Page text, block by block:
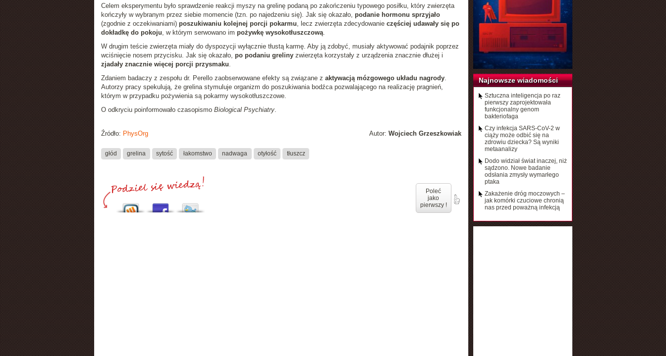
Celem eksperymentu było sprawdzenie reakcji myszy na grelinę podaną po zakończeniu typowego posiłku, który zwierzęta
kończyły w wybranym przez siebie momencie (tzn. po najedzeniu się). Jak się okazało, podanie hormonu sprzyjało
(zgodnie z oczekiwaniami) poszukiwaniu kolejnej porcji pokarmu, lecz zwierzęta zdecydowanie częściej udawały się po
dokładkę do pokoju, w którym serwowano im pożywkę wysokotłuszczową.
W drugim teście zwierzęta miały do dyspozycji wyłącznie tłustą karmę. Aby ją zdobyć, musiały aktywować podajnik poprzez
wciśnięcie nosem przycisku. Jak się okazało, po podaniu greliny zwierzęta korzystały z urządzenia znacznie dłużej i
zjadały znacznie więcej porcji przysmaku.
Zdaniem badaczy z zespołu dr. Perello zaobserwowane efekty są związane z aktywacją mózgowego układu nagrody.
Autorzy pracy spekulują, że grelina stymuluje organizm do poszukiwania bodźca pozwalającego na realizację pragnień,
którym w przypadku pożywienia są pokarmy wysokotłuszczowe.
O odkryciu poinformowało czasopismo Biological Psychiatry.
Autor: Wojciech Grzeszkowiak
Źródło: PhysOrg
głód grelina sytość łakomstwo nadwaga otyłość tłuszcz
Poleć
jako
pierwszy !
Najnowsze wiadomości
Sztuczna inteligencja po raz
pierwszy zaprojektowała
funkcjonalny genom
bakteriofaga
Czy infekcja SARS-CoV-2 w
ciąży może odbić się na
zdrowiu dziecka? Są wyniki
metaanalizy
Dodo widział świat inaczej, niż
sądzono. Nowe badanie
odsłania zmysły wymarłego
ptaka
Zakażenie dróg moczowych –
jak komórki czuciowe chronią
nas przed poważną infekcją